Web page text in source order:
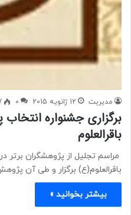
مدیریت 12 ژانویه 2015 0
برگزاری جشنواره انتخاب
باقرالعلوم
مراسم تجلیل از پژوهشگران برتر
باقرالعلوم(ع) برگزار و طی آن پژوهش‌های ۱۵ عضو
بیشتر بخوانید »